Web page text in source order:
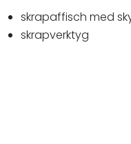
skrapaffisch med
skrapverktyg